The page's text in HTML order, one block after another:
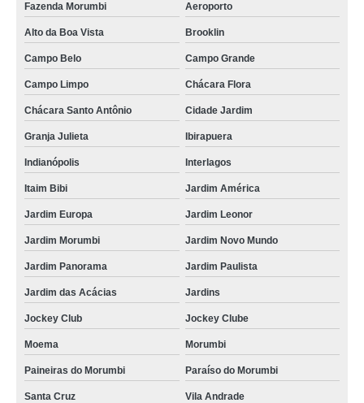
Fazenda Morumbi Aeroporto
Alto da Boa Vista Brooklin
Campo Belo Campo Grande
Campo Limpo Chácara Flora
Chácara Santo Antônio Cidade Jardim
Granja Julieta Ibirapuera
Indianópolis Interlagos
Itaim Bibi Jardim América
Jardim Europa Jardim Leonor
Jardim Morumbi Jardim Novo Mundo
Jardim Panorama Jardim Paulista
Jardim das Acácias Jardins
Jockey Club Jockey Clube
Moema Morumbi
Paineiras do Morumbi Paraíso do Morumbi
Santa Cruz Vila Andrade